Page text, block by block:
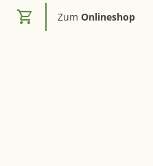
Zum Onlineshop